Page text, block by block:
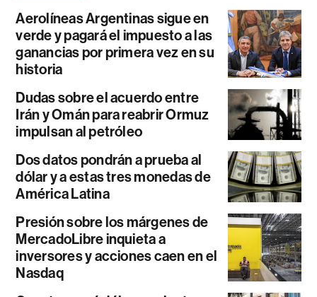
Aerolíneas Argentinas sigue en
verde y pagará el impuesto a las
ganancias por primera vez en su
historia
Dudas sobre el acuerdo entre
Irán y Omán para reabrir Ormuz
impulsan al petróleo
Dos datos pondrán a prueba al
dólar y a estas tres monedas de
América Latina
Presión sobre los márgenes de
MercadoLibre inquieta a
inversores y acciones caen en el
Nasdaq